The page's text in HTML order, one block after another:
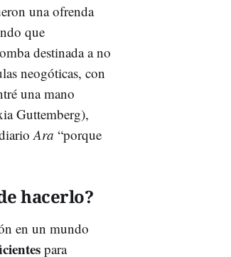
una ofrenda
que
destinada a no
neogóticas, con
una mano
Guttemberg),
Ara “porque
hacerlo?
en un mundo
para